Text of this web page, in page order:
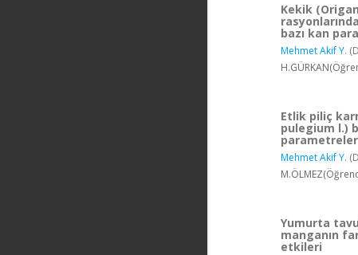
Kekik
bazı kan
Mehmet Akif Y.
Etlik piliç
pulegium l.)
Mehmet Akif Y.
Yumurta
manganın
etkileri